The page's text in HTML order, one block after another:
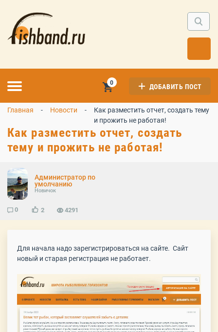
0 ДОБАВИТЬ ПОСТ
Главная Новости
Как разместить отчет, создать тему
и прожить не работая!
Как разместить отчет, создать
тему и прожить не работая!
Администратор по
умолчанию
Новичок
0 2 4291
Для начала надо зарегистрироваться на сайте. Сайт
новый и старая регистрация не работает.